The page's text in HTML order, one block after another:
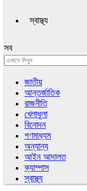
স্বাস্থ্য
সব
জাতীয়
আন্তর্জাতিক
রাজনীতি
খেলাধুলা
বিনোদন
গণমাধ্যম
অন্যান্য
আইন আদালত
ক্যাম্পাস
স্বাস্থ্য